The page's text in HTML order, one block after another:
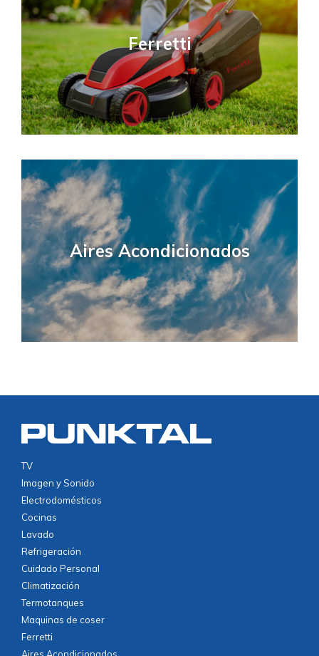
Ferretti
Aires Acondicionados
TV
Imagen y Sonido
Electrodomésticos
Cocinas
Lavado
Refrigeración
Cuidado Personal
Climatización
Termotanques
Maquinas de coser
Ferretti